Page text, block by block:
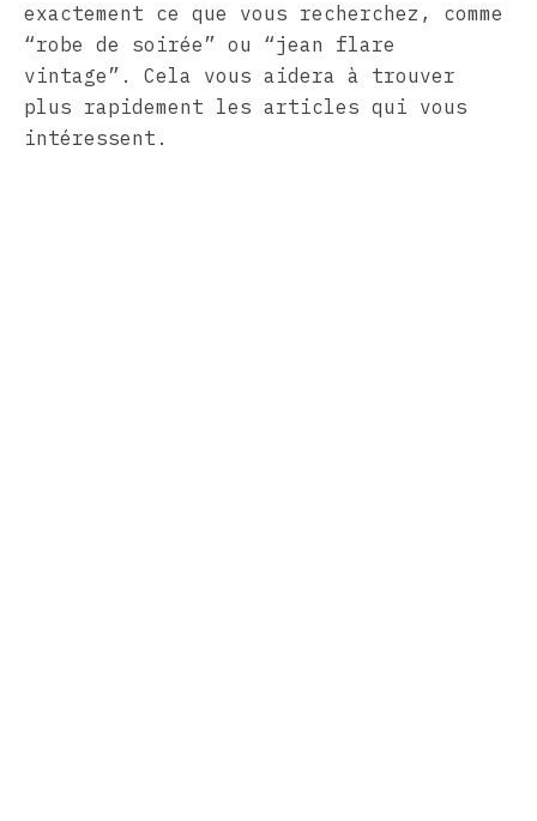
exactement ce que vous recherchez, comme
“robe de soirée” ou “jean flare
vintage”. Cela vous aidera à trouver
plus rapidement les articles qui vous
intéressent.